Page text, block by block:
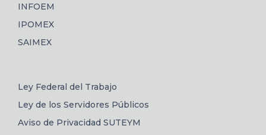
INFOEM
IPOMEX
SAIMEX
Ley Federal del Trabajo
Ley de los Servidores Públicos
Aviso de Privacidad SUTEYM